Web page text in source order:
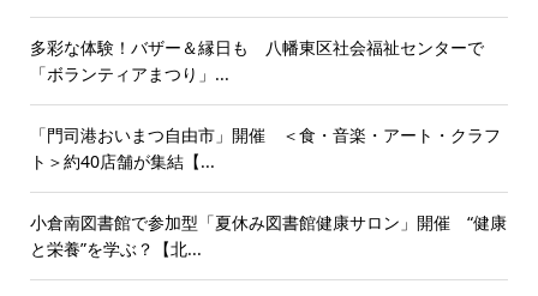
多彩な体験！バザー＆縁日も 八幡東区社会福祉センターで
「ボランティアまつり」...
「門司港おいまつ自由市」開催 ＜食・音楽・アート・クラフ
ト＞約40店舗が集結【...
小倉南図書館で参加型「夏休み図書館健康サロン」開催 “健康
と栄養”を学ぶ？【北...